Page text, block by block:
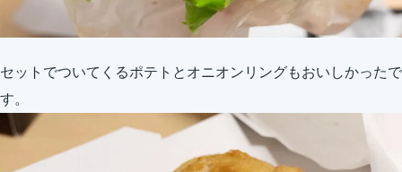
セットでついてくるポテトとオニオンリングもおいしかったで
す。